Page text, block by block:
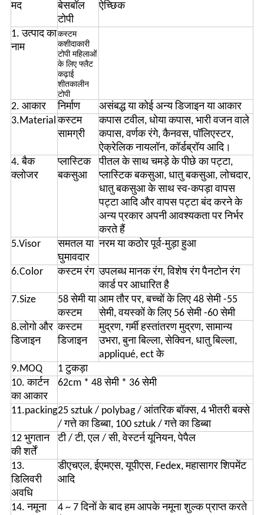
मद
बेसबॉल
टोपी
ऐच्छिक
1. उत्पाद का
नाम
कस्टम
कशीदाकारी
टोपी महिलाओं
के लिए फ्लैट
कढ़ाई
शीतकालीन
टोपी
2. आकार निर्माण
असंबद्ध या कोई अन्य डिजाइन या आकार
3.Material कस्टम
सामग्री
कपास टवील, धोया कपास, भारी वजन वाले
कपास, वर्णक रंगे, कैनवस, पॉलिएस्टर,
ऐक्रेलिक नायलॉन, कॉर्डब्रॉय आदि।
4. बैक
क्लोजर
प्लास्टिक
बकसुआ
पीतल के साथ चमड़े के पीछे का पट्टा,
प्लास्टिक बकसुआ, धातु बकसुआ, लोचदार,
धातु बकसुआ के साथ स्व-कपड़ा वापस
पट्टा आदि और वापस पट्टा बंद करने के
अन्य प्रकार अपनी आवश्यकता पर निर्भर
करते हैं
5.Visor
समतल या
घुमावदार
नरम या कठोर पूर्व-मुड़ा हुआ
6.Color कस्टम रंग उपलब्ध मानक रंग, विशेष रंग पैनटोन रंग
कार्ड पर आधारित है
7.Size
58 सेमी या
कस्टम
आम तौर पर, बच्चों के लिए 48 सेमी -55
सेमी, वयस्कों के लिए 56 सेमी -60 सेमी
8.लोगो और
डिजाइन
कस्टम
डिजाइन
मुद्रण, गर्मी हस्तांतरण मुद्रण, सामान्य
उभरा, बुना बिल्ला, सेक्विन, धातु बिल्ला,
appliqué, ect के
9.MOQ
1 टुकड़ा
10. कार्टन
का आकार
62cm * 48 सेमी * 36 सेमी
11.packing25 sztuk / polybag / आंतरिक बॉक्स, 4 भीतरी बक्से
/ गत्ते का डिब्बा, 100 sztuk / गत्ते का डिब्बा
12 भुगतान
की शर्तें
टी / टी, एल / सी, वेस्टर्न यूनियन, पेपैल
13.
डिलिवरी
अवधि
डीएचएल, ईएमएस, यूपीएस, Fedex, महासागर शिपमेंट
आदि
14. नमूना
4 ~ 7 दिनों के बाद हम आपके नमूना शुल्क प्राप्त करते